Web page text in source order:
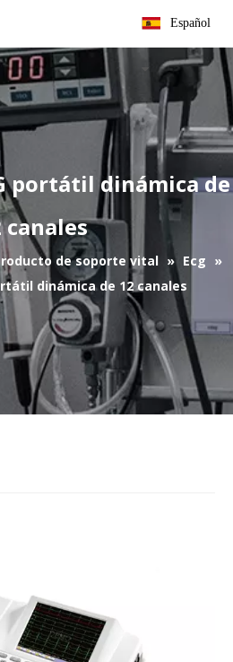
Español
portátil dinámica de
canales
de soporte vital » Ecg »
dinámica de 12 canales